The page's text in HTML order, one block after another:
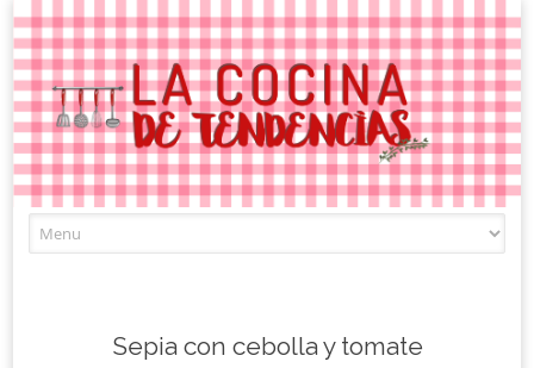
to
Sepia con cebolla y tomate